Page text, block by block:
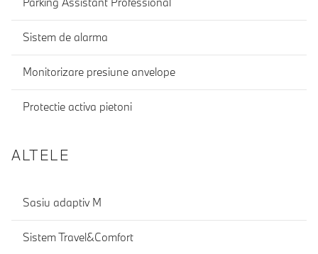
Sistem de alarma
Monitorizare presiune anvelope
Protectie activa pietoni
ALTELE
Sasiu adaptiv M
Sistem Travel&Comfort